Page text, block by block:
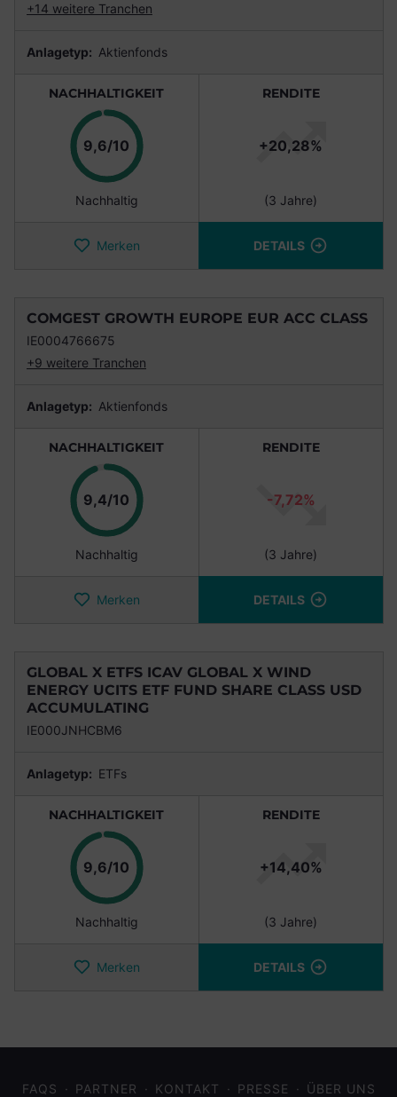
+14 weitere Tranchen
Anlagetyp: Aktienfonds
NACHHALTIGKEIT
9,6/10 Punkte
Nachhaltig
RENDITE
+20,28%
(3 Jahre)
Merken DETAILS
COMGEST GROWTH EUROPE EUR ACC CLASS
IE0004766675
+9 weitere Tranchen
Anlagetyp: Aktienfonds
NACHHALTIGKEIT
9,4/10 Punkte
Nachhaltig
RENDITE
-7,72%
(3 Jahre)
Merken DETAILS
GLOBAL X ETFS ICAV GLOBAL X WIND
ENERGY UCITS ETF FUND SHARE CLASS USD
ACCUMULATING
IE000JNHCBM6
Anlagetyp: ETFs
NACHHALTIGKEIT
9,6/10 Punkte
Nachhaltig
RENDITE
+14,40%
(3 Jahre)
Merken DETAILS
FAQS PARTNER KONTAKT PRESSE ÜBER UNS